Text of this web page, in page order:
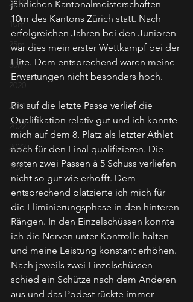
2019
10m
25m
50m
2020
2021
2022
2023
2025
jährlichen Kantonalmeisterschaften
10m des Kantons Zürich statt. Nach
erfolgreichen Jahren bei den Junioren
war dies mein erster Wettkampf bei der
Elite. Dem entsprechend waren meine
Erwartungen nicht besonders hoch.
Bis auf die letzte Passe verlief die
Qualifikation relativ gut und ich konnte
mich auf dem 8. Platz als letzter Athlet
noch für den Final qualifizieren. Die
ersten zwei Passen à 5 Schuss verliefen
nicht so gut wie erhofft. Dem
entsprechend platzierte ich mich für
die Eliminierungsphase in den hinteren
Rängen. In den Einzelschüssen konnte
ich die Nerven unter Kontrolle halten
und meine Leistung konstant erhöhen.
Nach jeweils zwei Einzelschüssen
schied ein Schütze nach dem Anderen
aus und das Podest rückte immer